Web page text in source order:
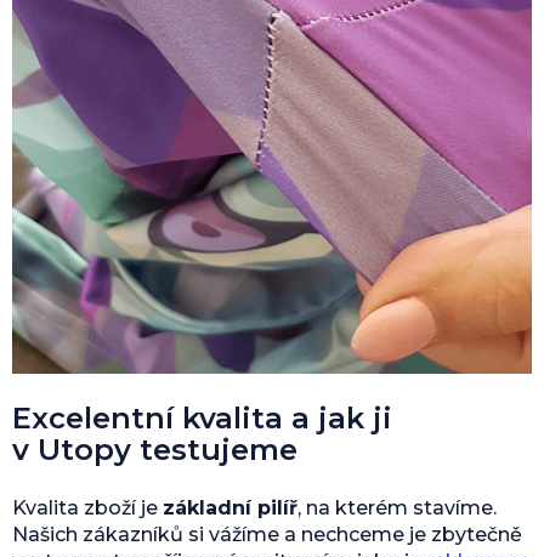
Excelentní kvalita a jak ji
v Utopy testujeme
Kvalita zboží je základní pilíř, na kterém stavíme.
Našich zákazníků si vážíme a nechceme je zbytečně